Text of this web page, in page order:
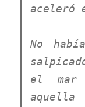
aceleró
No
el mar